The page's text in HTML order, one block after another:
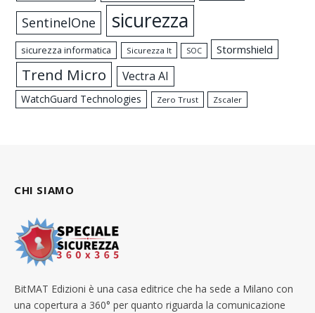
SentinelOne sicurezza
sicurezza informatica Sicurezza It SOC Stormshield
Trend Micro Vectra AI
WatchGuard Technologies Zero Trust Zscaler
CHI SIAMO
BitMAT Edizioni è una casa editrice che ha sede a Milano con
una copertura a 360° per quanto riguarda la comunicazione